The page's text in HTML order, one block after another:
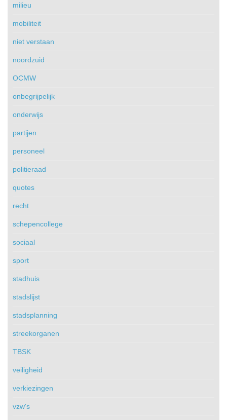
milieu
mobiliteit
niet verstaan
noordzuid
OCMW
onbegrijpelijk
onderwijs
partijen
personeel
politieraad
quotes
recht
schepencollege
sociaal
sport
stadhuis
stadslijst
stadsplanning
streekorganen
TBSK
veiligheid
verkiezingen
vzw's